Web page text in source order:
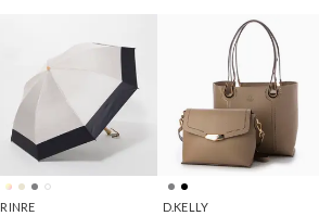
RINRE D.KELLY